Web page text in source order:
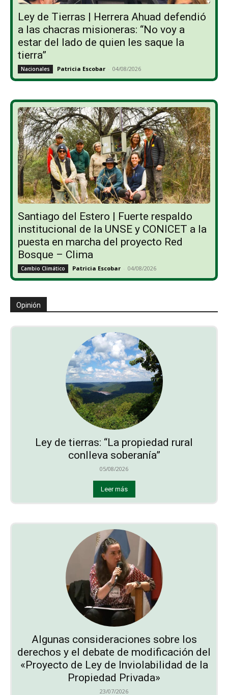
Ley de Tierras | Herrera Ahuad defendió
a las chacras misioneras: “No voy a
estar del lado de quien les saque la
tierra”
Nacionales Patricia Escobar - 04/08/2026
Santiago del Estero | Fuerte respaldo
institucional de la UNSE y CONICET a la
puesta en marcha del proyecto Red
Bosque – Clima
Cambio Climático Patricia Escobar - 04/08/2026
Opinión
Ley de tierras: “La propiedad rural
conlleva soberanía”
05/08/2026
Leer más
Algunas consideraciones sobre los
derechos y el debate de modificación del
«Proyecto de Ley de Inviolabilidad de la
Propiedad Privada»
23/07/2026